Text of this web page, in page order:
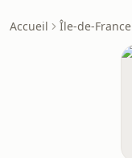
Accueil Île-de-France